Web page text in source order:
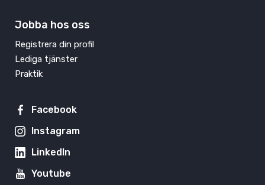
Jobba hos oss
Registrera din profil
Lediga tjänster
Praktik
Facebook
Instagram
LinkedIn
Youtube